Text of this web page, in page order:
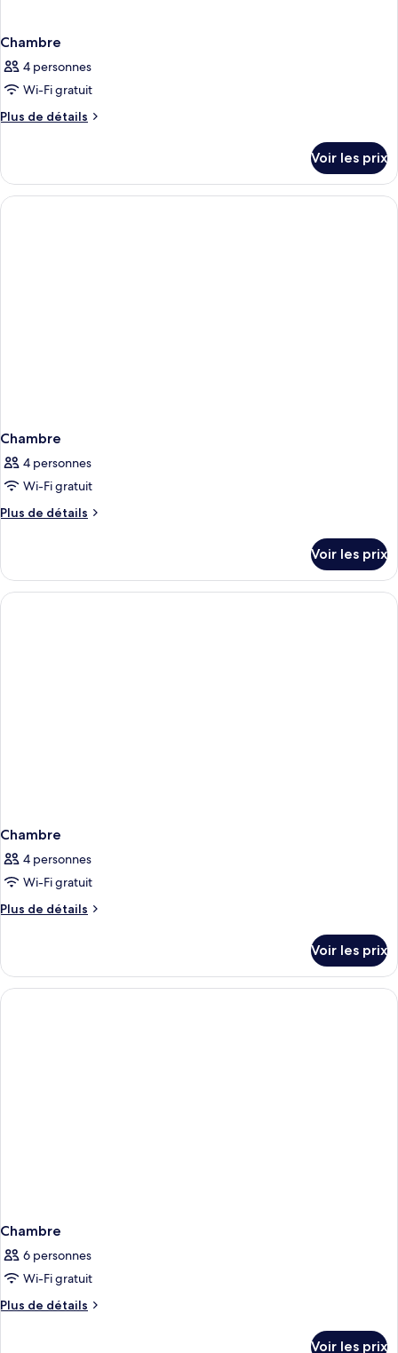
Chambre
4 personnes
Wi-Fi gratuit
Plus de détails
Plus
le
type
de
Voir les prix
Chambre
4 personnes
Wi-Fi gratuit
Plus de détails
Plus
le
type
de
Voir les prix
Chambre
4 personnes
Wi-Fi gratuit
Plus de détails
Plus
le
type
de
Voir les prix
Chambre
6 personnes
Wi-Fi gratuit
Plus de détails
Plus
Voir les prix